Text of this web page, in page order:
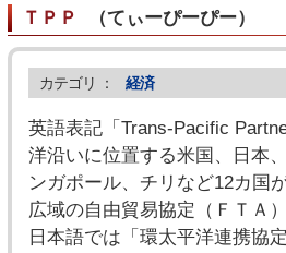
ＴＰＰ （てぃーぴーぴー）
カテゴリ ： 経済
英語表記「Trans-Pacific
洋沿いに位置する米国、日本
ンガポール、チリなど12カ国
広域の自由貿易協定（ＦＴＡ）
日本語では「環太平洋連携協